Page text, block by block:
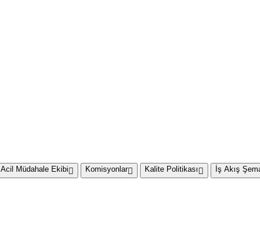
Acil Müdahale Ekibi Komisyonlar Kalite Politikası İş Akış